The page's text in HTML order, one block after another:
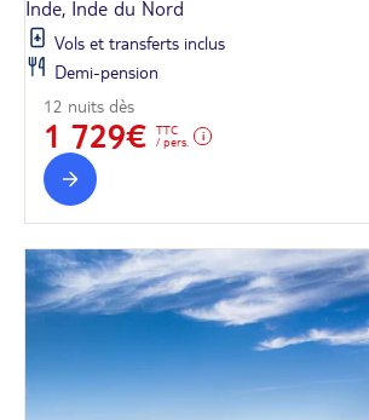
Inde, Inde du Nord
Vols et transferts inclus
Demi-pension
12 nuits dès
1 729€
TTC
/ pers.